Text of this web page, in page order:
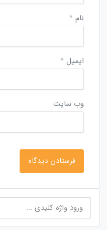
نام *
ایمیل *
وب‌ سایت
برای: